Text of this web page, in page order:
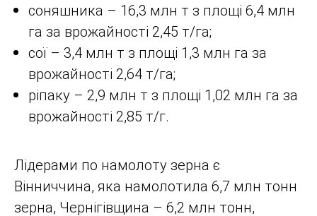
соняшника – 16,3 млн т з площі 6,4 млн
га за врожайності 2,45 т/га;
сої – 3,4 млн т з площі 1,3 млн га за
врожайності 2,64 т/га;
ріпаку – 2,9 млн т з площі 1,02 млн га за
врожайності 2,85 т/г.
Лідерами по намолоту зерна є
Вінниччина, яка намолотила 6,7 млн тонн
зерна, Чернігівщина – 6,2 млн тонн,